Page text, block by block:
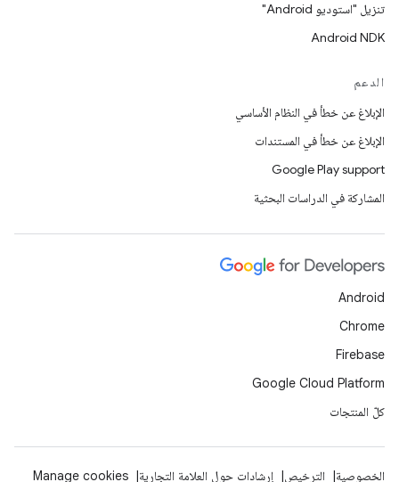
تنزيل "استوديو Android"
Android NDK
الدعم
الإبلاغ عن خطأ في النظام الأساسي
الإبلاغ عن خطأ في المستندات
Google Play support
المشاركة في الدراسات البحثية
Android
Chrome
Firebase
Google Cloud Platform
كلّ المنتجات
الخصوصية الترخيص إرشادات حول العلامة التجارية Manage cookies